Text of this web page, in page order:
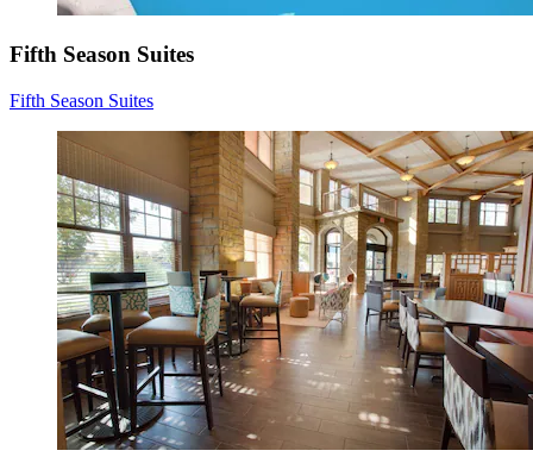
Fifth Season Suites
Fifth Season Suites